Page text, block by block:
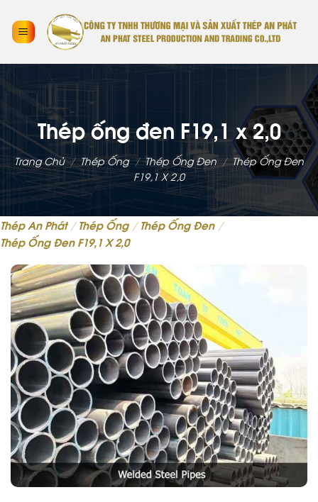
Thép ống đen F19,1 x 2,0
Trang Chủ / Thép Ống / Thép Ống Đen / Thép Ống Đen
F19,1 X 2,0
Thép An Phát / Thép Ống / Thép Ống Đen /
Thép Ống Đen F19,1 X 2,0